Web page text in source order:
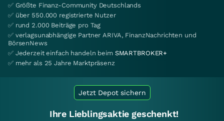
✅ Größte Finanz-Community Deutschlands
✅ über 550.000 registrierte Nutzer
✅ rund 2.000 Beiträge pro Tag
✅ verlagsunabhängige Partner ARIVA, FinanzNachrichten und
BörsenNews
✅ Jederzeit einfach handeln beim SMARTBROKER+
✅ mehr als 25 Jahre Marktpräsenz
Jetzt Depot sichern
Ihre Lieblingsaktie geschenkt!